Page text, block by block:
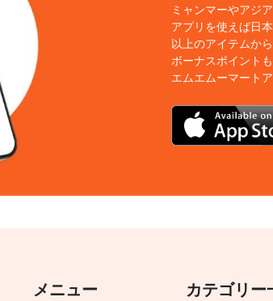
ミャンマーやアジ
アプリを使えば日
以上のアイテムか
ボーナスポイント
エムエムーマート
メニュー カテゴリー